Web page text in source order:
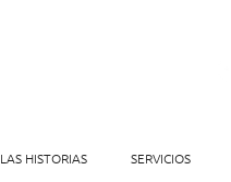
LAS HISTORIAS SERVICIOS